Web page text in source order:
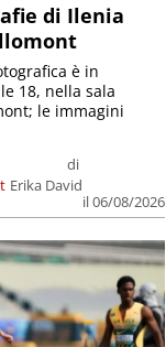
di Ilenia
di
Erika David
il 06/08/2026
è in
18, nella sala
le immagini